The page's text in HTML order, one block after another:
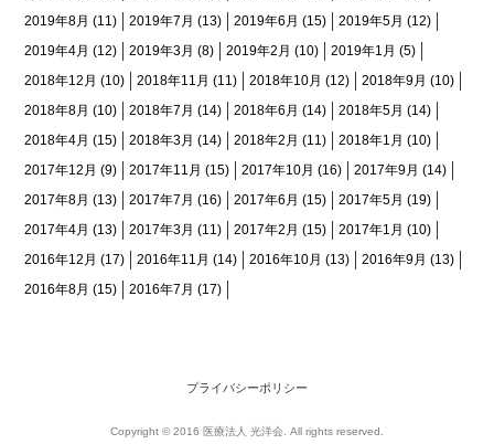
2019年8月 (11) 2019年7月 (13) 2019年6月 (15) 2019年5月 (12)
2019年4月 (12) 2019年3月 (8) 2019年2月 (10) 2019年1月 (5)
2018年12月 (10) 2018年11月 (11) 2018年10月 (12) 2018年9月 (10)
2018年8月 (10) 2018年7月 (14) 2018年6月 (14) 2018年5月 (14)
2018年4月 (15) 2018年3月 (14) 2018年2月 (11) 2018年1月 (10)
2017年12月 (9) 2017年11月 (15) 2017年10月 (16) 2017年9月 (14)
2017年8月 (13) 2017年7月 (16) 2017年6月 (15) 2017年5月 (19)
2017年4月 (13) 2017年3月 (11) 2017年2月 (15) 2017年1月 (10)
2016年12月 (17) 2016年11月 (14) 2016年10月 (13) 2016年9月 (13)
2016年8月 (15) 2016年7月 (17)
プライバシーポリシー
Copyright © 2016 医療法人 光洋会. All rights reserved.